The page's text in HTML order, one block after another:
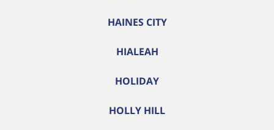
HAINES CITY
HIALEAH
HOLIDAY
HOLLY HILL